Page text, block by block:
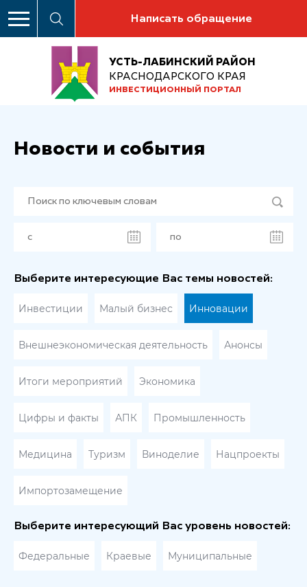
Написать обращение
УСТЬ-ЛАБИНСКИЙ РАЙОН
КРАСНОДАРСКОГО КРАЯ
ИНВЕСТИЦИОННЫЙ ПОРТАЛ
Новости и события
Выберите интересующие Вас темы новостей:
Инвестиции Малый бизнес Инновации
Внешнеэкономическая деятельность Анонсы
Итоги мероприятий Экономика
Цифры и факты АПК Промышленность
Медицина Туризм Виноделие Нацпроекты
Импортозамещение
Выберите интересующий Вас уровень новостей:
Федеральные Краевые Муниципальные